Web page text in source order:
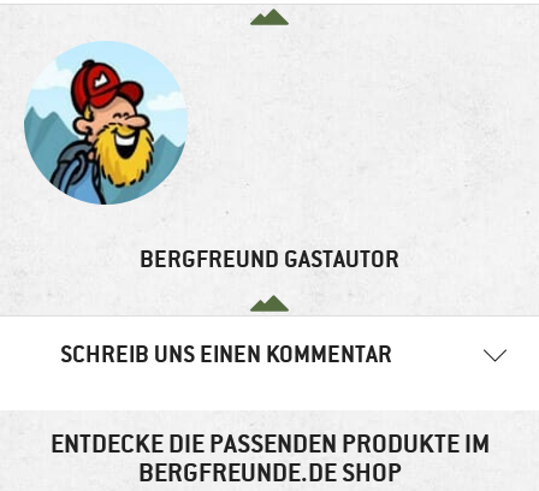
BERGFREUND GASTAUTOR
SCHREIB UNS EINEN KOMMENTAR
Felder sind mit*markiert
ENTDECKE DIE PASSENDEN PRODUKTE IM
BERGFREUNDE.DE SHOP